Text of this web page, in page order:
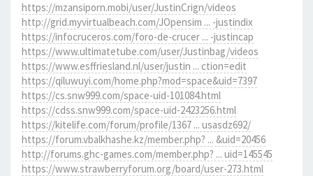
https://mzansiporn.mobi/user/JustinCrign/videos
http://grid.myvirtualbeach.com/JOpensim ... -justindix
https://infocruceros.com/foro-de-crucer ... -justincap
https://www.ultimatetube.com/user/Justinbag/videos
https://www.esffriesland.nl/user/justin ... ction=edit
https://qiluwuyi.com/home.php?mod=space&uid=7397
https://cs.snw999.com/space-uid-101084.html
https://cdss.snw999.com/space-uid-2423256.html
https://kitelife.com/forum/profile/1367 ... usasdz692/
https://forum.vbalkhashe.kz/member.php? ... &uid=20456
http://forums.ghc-games.com/member.php? ... uid=145545
https://www.strawberryforum.org/board/user-273.html